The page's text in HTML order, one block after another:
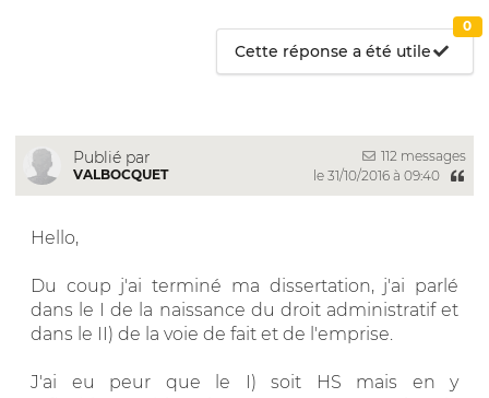
Cette réponse a été utile
0
Publié par
VALBOCQUET
112 messages
le 31/10/2016 à 09:40
Hello,
Du coup j'ai terminé ma dissertation, j'ai parlé
dans le I de la naissance du droit administratif et
dans le II) de la voie de fait et de l'emprise.
J'ai eu peur que le I) soit HS mais en y